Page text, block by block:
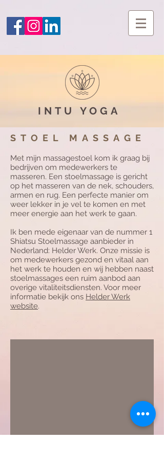
INTU YOGA
STOEL MASSAGE
Met mijn massagestoel kom ik graag bij
bedrijven om medewerkers te
masseren. Een stoelmassage is gericht
op het masseren van de nek, schouders,
armen en rug. Een perfecte manier om
weer lekker in je vel te komen en met
meer energie aan het werk te gaan.
Ik ben mede eigenaar van de nummer 1
Shiatsu Stoelmassage aanbieder in
Nederland: Helder Werk. Onze missie is
om medewerkers gezond en vitaal aan
het werk te houden en wij hebben naast
stoelmassages een ruim aanbod aan
overige vitaliteitsdiensten. Voor meer
informatie bekijk ons Helder Werk
website.